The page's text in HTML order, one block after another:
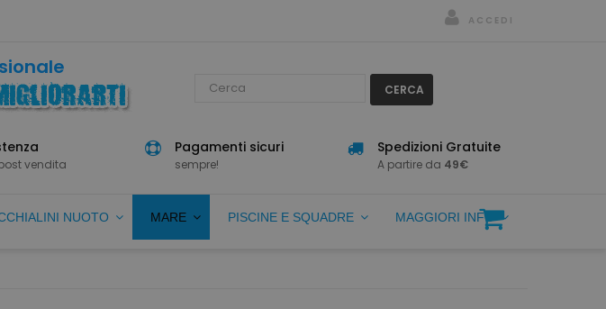
ACCEDI
CERCA
vendita
Pagamenti sicuri
sempre!
Spedizioni Gratuite
A partire da 49€
NUOTO MARE PISCINE E SQUADRE MAGGIORI INFO